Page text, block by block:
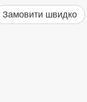
Замовити швидко